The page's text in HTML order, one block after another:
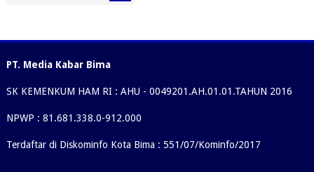
PT. Media Kabar Bima
SK KEMENKUM HAM RI : AHU - 0049201.AH.01.01.TAHUN 2016
NPWP : 81.681.338.0-912.000
Terdaftar di Diskominfo Kota Bima : 551/07/Kominfo/2017